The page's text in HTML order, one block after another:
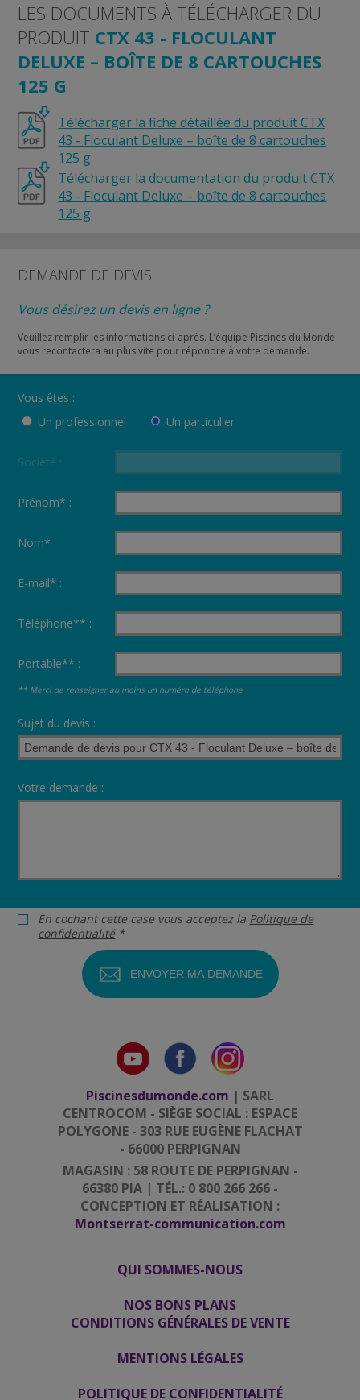
LES DOCUMENTS À TÉLÉCHARGER DU
PRODUIT CTX 43 - FLOCULANT
DELUXE – BOÎTE DE 8 CARTOUCHES
125 G
Télécharger la fiche détaillée du produit CTX
43 - Floculant Deluxe – boîte de 8 cartouches
125 g
Télécharger la documentation du produit CTX
43 - Floculant Deluxe – boîte de 8 cartouches
125 g
DEMANDE DE DEVIS
Vous désirez un devis en ligne ?
Veuillez remplir les informations ci-après. L’équipe Piscines du Monde
vous recontactera au plus vite pour répondre à votre demande.
Vous êtes :
Un professionnel
Un particulier
Société :
Prénom* :
Nom* :
E-mail* :
Téléphone** :
Portable** :
** Merci de renseigner au moins un numéro de téléphone
Sujet du devis :
Votre demande :
En cochant cette case vous acceptez la Politique de
confidentialité*
Piscinesdumonde.com | SARL
CENTROCOM - SIÈGE SOCIAL : ESPACE
POLYGONE - 303 RUE EUGÈNE FLACHAT
- 66000 PERPIGNAN
MAGASIN : 58 ROUTE DE PERPIGNAN -
66380 PIA | TÉL.: 0 800 266 266 -
CONCEPTION ET RÉALISATION :
Montserrat-communication.com
QUI SOMMES-NOUS
NOS BONS PLANS
CONDITIONS GÉNÉRALES DE VENTE
MENTIONS LÉGALES
POLITIQUE DE CONFIDENTIALITÉ